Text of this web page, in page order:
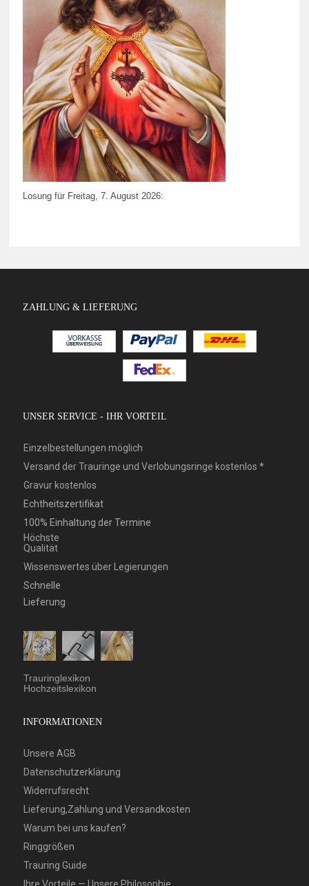
Losung für Freitag, 7. August 2026:
ZAHLUNG & LIEFERUNG
UNSER SERVICE - IHR VORTEIL
Einzelbestellungen möglich
Versand der Trauringe und Verlobungsringe kostenlos *
Gravur kostenlos
Echtheitszertifikat
100% Einhaltung der Termine
Höchste
Qualität
Wissenswertes über Legierungen
Schnelle
Lieferung
Trauringlexikon
Hochzeitslexikon
INFORMATIONEN
Unsere AGB
Datenschutzerklärung
Widerrufsrecht
Lieferung,Zahlung und Versandkosten
Warum bei uns kaufen?
Ringgrößen
Trauring Guide